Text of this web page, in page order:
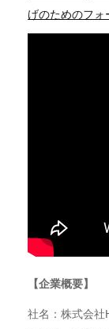
げのためのフ
【企業概要】
社名：株式会社